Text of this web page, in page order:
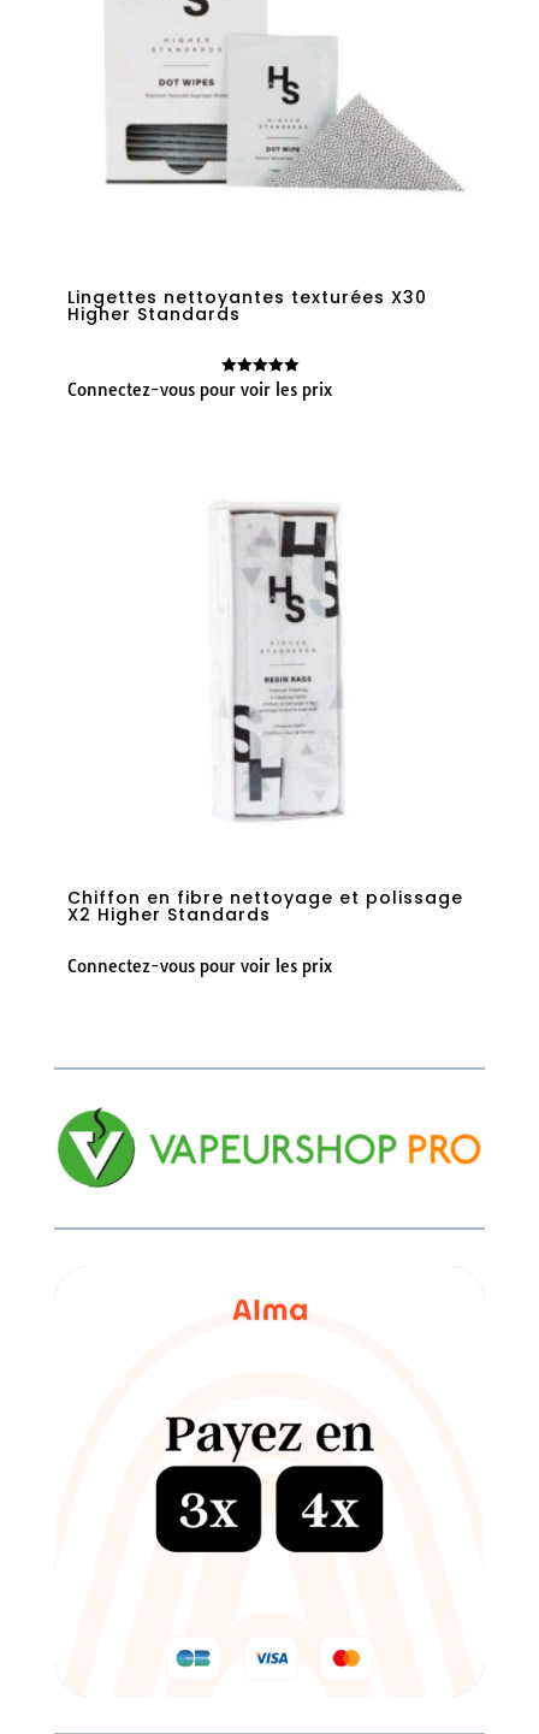
Lingettes nettoyantes texturées X30
Higher Standards
Note
Connectez-vous pour voir les prix
Chiffon en fibre nettoyage et polissage
X2 Higher Standards
Connectez-vous pour voir les prix